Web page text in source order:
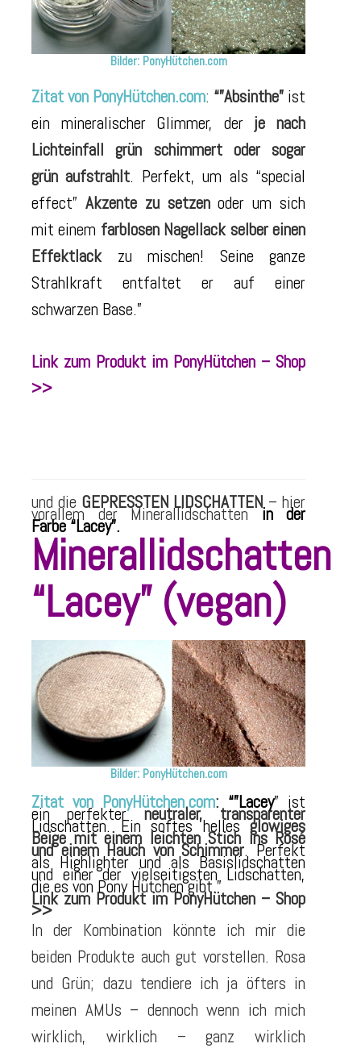
Bilder: PonyHütchen.com
Zitat von PonyHütchen.com: “”Absinthe” ist
ein mineralischer Glimmer, der je nach
Lichteinfall grün schimmert oder sogar
grün aufstrahlt. Perfekt, um als “special
effect” Akzente zu setzenoder um sich
mit einem farblosen Nagellack selber einen
Effektlackzu mischen! Seine ganze
Strahlkraft entfaltet er auf einer
schwarzen Base.”
Link zum Produkt im PonyHütchen – Shop
>>
und die GEPRESSTEN LIDSCHATTEN– hier
vorallem der Minerallidschattenin der
Farbe “Lacey”.
Minerallidschatten
“Lacey” (vegan)
Bilder: PonyHütchen.com
Zitat von PonyHütchen.com: “”Lacey” ist
ein perfekterneutraler, transparenter
Lidschatten. Ein softes hellesglowiges
Beige mit einem leichten Stich ins Rosé
und einem Hauch von Schimmer. Perfekt
als Highlighter und als Basislidschatten
und einer der vielseitigsten Lidschatten,
die es von Pony Hütchen gibt.”
Link zum Produkt im PonyHütchen – Shop
>>
In der Kombination könnte ich mir die
beiden Produkte auch gut vorstellen. Rosa
und Grün; dazu tendiere ich ja öfters in
meinen AMUs – dennoch wenn ich mich
wirklich, wirklich – ganz wirklich